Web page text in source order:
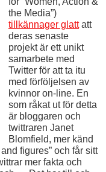
the Media”)
tillkännager glattatt
deras senaste
projekt är ett unikt
samarbete med
Twitter för att ta itu
med förföljelsen av
kvinnor on-line. En
som råkat ut för detta
är bloggaren och
twittraren Janet
Blomfield, mer känd
figures” och får sitt
mer fakta och